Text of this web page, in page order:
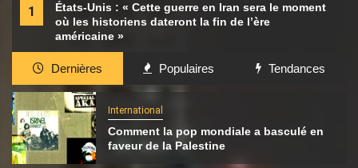
1
États-Unis : « Cette guerre en Iran sera le moment
où les historiens dateront la fin de l’ère
américaine »
Dernières Populaires Tendances
International
Comment la pop mondiale a basculé en
faveur de la Palestine